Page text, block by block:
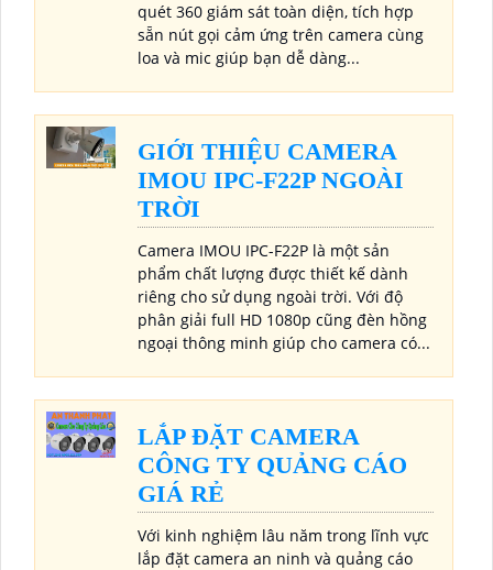
quét 360 giám sát toàn diện, tích hợp
sẵn nút gọi cảm ứng trên camera cùng
loa và mic giúp bạn dễ dàng...
GIỚI THIỆU CAMERA
IMOU IPC-F22P NGOÀI
TRỜI
Camera IMOU IPC-F22P là một sản
phẩm chất lượng được thiết kế dành
riêng cho sử dụng ngoài trời. Với độ
phân giải full HD 1080p cũng đèn hồng
ngoại thông minh giúp cho camera có...
LẮP ĐẶT CAMERA
CÔNG TY QUẢNG CÁO
GIÁ RẺ
Với kinh nghiệm lâu năm trong lĩnh vực
lắp đặt camera an ninh và quảng cáo